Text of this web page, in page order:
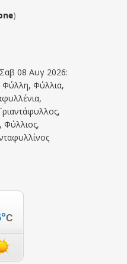
)
08 Αυγ 2026:
Φύλλια,
Φύλλιος,